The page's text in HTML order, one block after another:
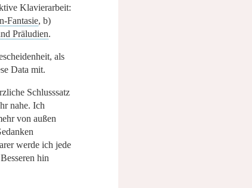
Klavierarbeit:
Fantasie, b)
Präludien.
als
Data mit.
Schlusssatz
nahe. Ich
von außen
werde ich jede
hin